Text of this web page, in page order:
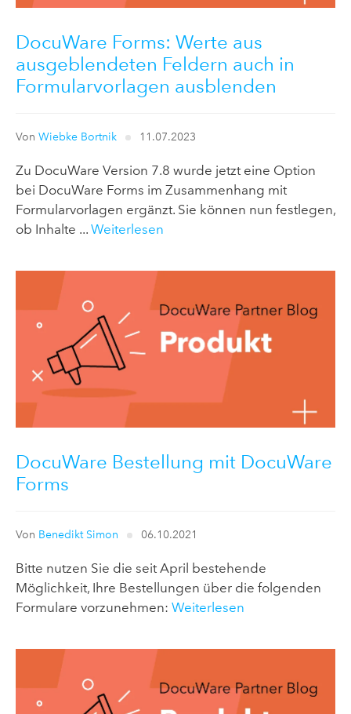
DocuWare Forms: Werte aus
ausgeblendeten Feldern auch in
Formularvorlagen ausblenden
Von Wiebke Bortnik 11.07.2023
Zu DocuWare Version 7.8 wurde jetzt eine Option
bei DocuWare Forms im Zusammenhang mit
Formularvorlagen ergänzt. Sie können nun festlegen,
ob Inhalte ... Weiterlesen
DocuWare Bestellung mit DocuWare
Forms
Von Benedikt Simon 06.10.2021
Bitte nutzen Sie die seit April bestehende
Möglichkeit, Ihre Bestellungen über die folgenden
Formulare vorzunehmen: Weiterlesen